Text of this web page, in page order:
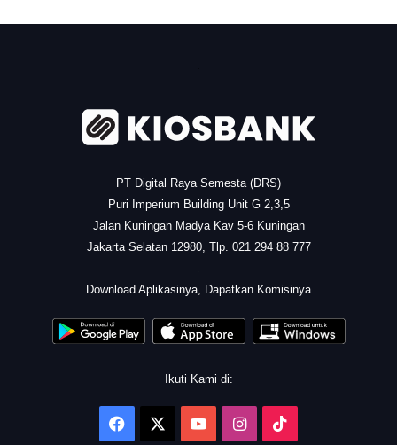
PT Digital Raya Semesta (DRS)
Puri Imperium Building Unit G 2,3,5
Jalan Kuningan Madya Kav 5-6 Kuningan
Jakarta Selatan 12980, Tlp. 021 294 88 777
Download Aplikasinya, Dapatkan Komisinya
Ikuti Kami di:
Facebook YouTubeInstagram